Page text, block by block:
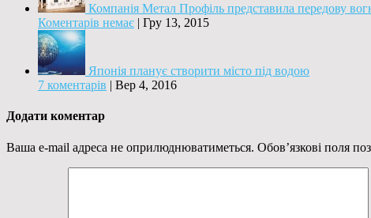
Компанія Метал Профіль представила передову
Коментарів немає | Гру 13, 2015
Японія планує створити місто під водою
7 коментарів | Вер 4, 2016
Додати коментар
Ваша e-mail адреса не оприлюднюватиметься. Обов’язкові поля